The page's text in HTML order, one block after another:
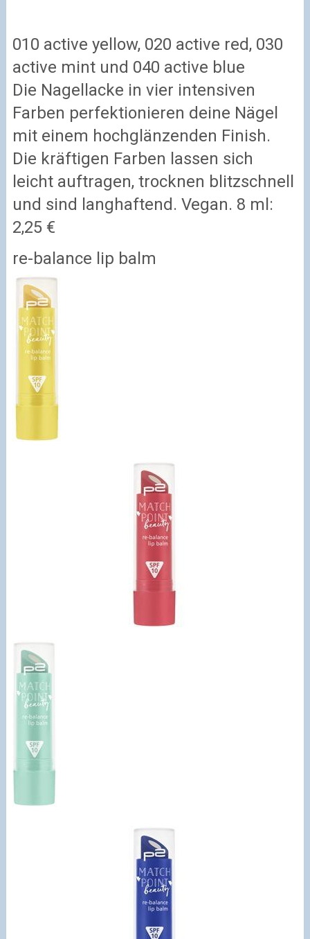
010 active yellow, 020 active red, 030
active mint und 040 active blue
Die Nagellacke in vier intensiven
Farben perfektionieren deine Nägel
mit einem hochglänzenden Finish.
Die kräftigen Farben lassen sich
leicht auftragen, trocknen blitzschnell
und sind langhaftend. Vegan. 8 ml:
2,25 €
re-balance lip balm